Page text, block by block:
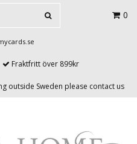
0
Fraktfritt över 899kr
outside Sweden please contact us